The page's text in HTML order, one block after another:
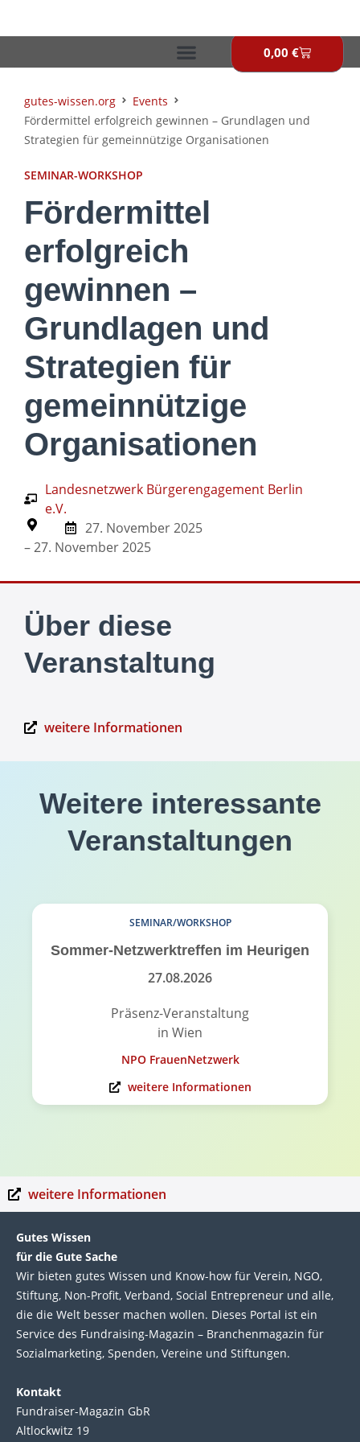
0,00 €
gutes-wissen.org
Events
Fördermittel erfolgreich gewinnen – Grundlagen und
Strategien für gemeinnützige Organisationen
SEMINAR-WORKSHOP
Fördermittel
erfolgreich
gewinnen –
Grundlagen und
Strategien für
gemeinnützige
Organisationen
Landesnetzwerk Bürgerengagement Berlin
e.V.
27. November 2025
– 27. November 2025
Über diese
Veranstaltung
weitere Informationen
Weitere interessante
Veranstaltungen
SEMINAR/WORKSHOP
Sommer-Netzwerktreffen im Heurigen
27.08.2026
Präsenz-Veranstaltung
in Wien
NPO FrauenNetzwerk
weitere Informationen
weitere Informationen
Gutes Wissen
für die Gute Sache
Wir bie­ten gutes Wis­sen und Know-how für Ver­ein, NGO,
Stif­tung, Non-Profit, Ver­band, Social Entre­pre­neur und alle,
die die Welt bes­ser machen wol­len. Die­ses Por­tal ist ein
Service des Fund­raising-Magazin – Bran­chen­magazin für
Sozial­marke­ting, Spen­den, Ver­eine und Stif­tun­gen.
Kontakt
Fundraiser-Magazin GbR
Altlockwitz 19